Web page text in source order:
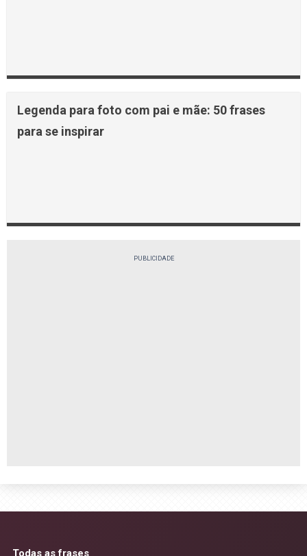
Legenda para foto com pai e mãe: 50 frases
para se inspirar
PUBLICIDADE
Todas as frases